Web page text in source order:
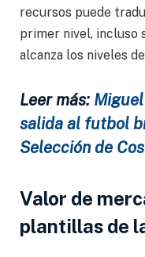
recursos puede
primer nivel, incluso
alcanza los niveles
Leer más:
salida al futbol
Selección de
Valor de
plantillas de